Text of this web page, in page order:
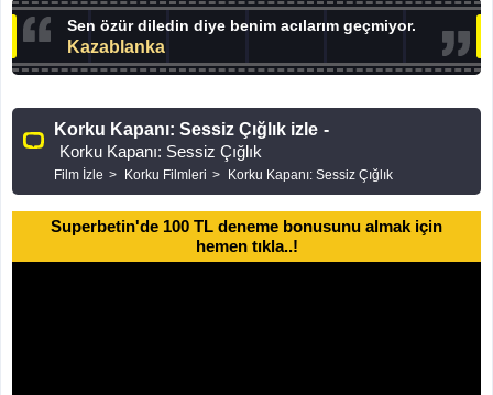
Sen özür diledin diye benim acılarım geçmiyor.
Kazablanka
Korku Kapanı: Sessiz Çığlık izle -
Korku Kapanı: Sessiz Çığlık
Film İzle Korku Filmleri Korku Kapanı: Sessiz Çığlık
Superbetin'de 100 TL deneme bonusunu almak için
hemen tıkla..!